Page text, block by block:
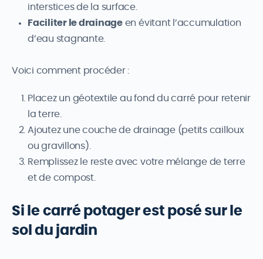
interstices de la surface.
Faciliter le drainageen évitant l’accumulation
d’eau stagnante.
Voici comment procéder :
Placez un géotextile au fond du carré pour retenir
la terre.
Ajoutez une couche de drainage (petits cailloux
ou gravillons).
Remplissez le reste avec votre mélange de terre
et de compost.
Si le carré potager est posé sur le
sol du jardin